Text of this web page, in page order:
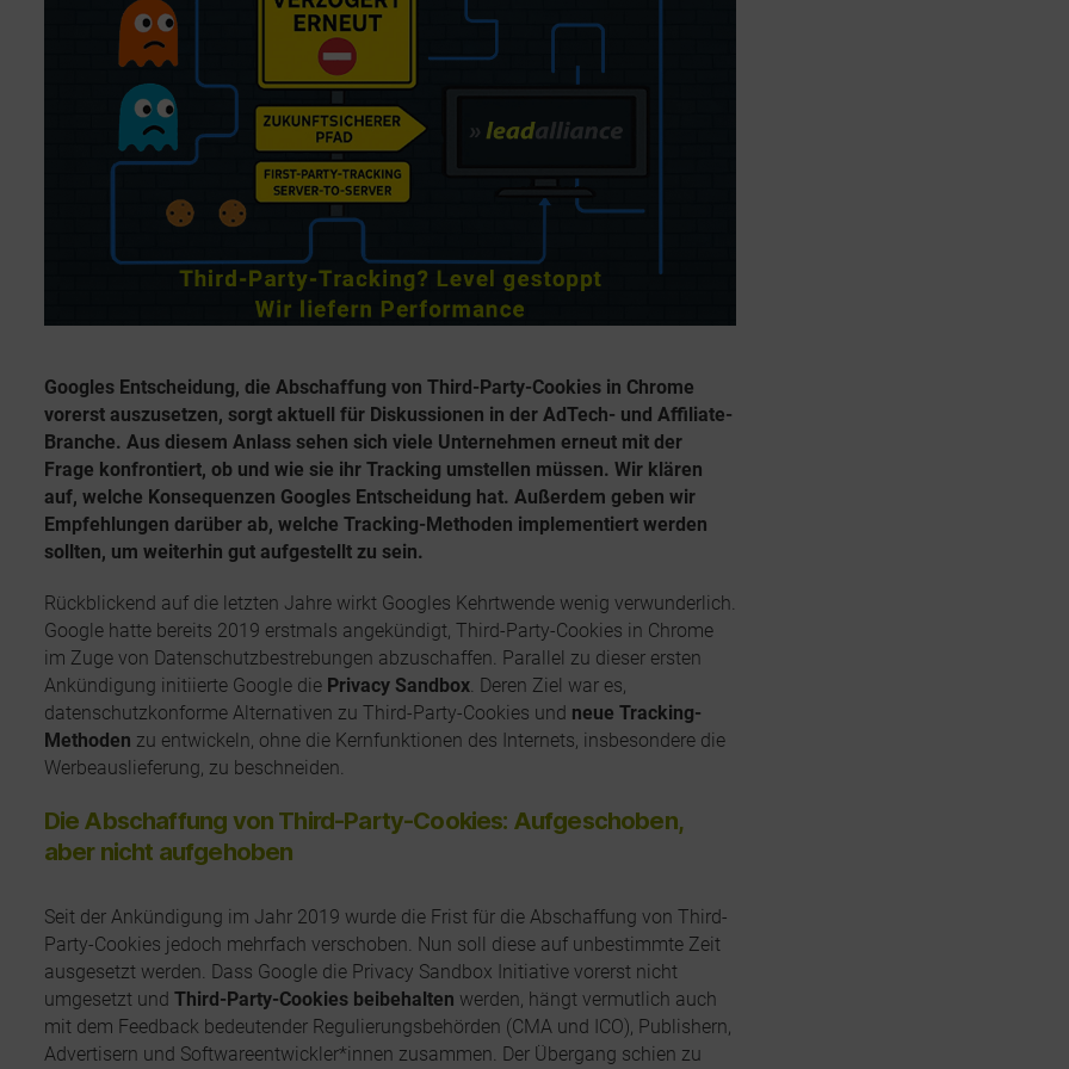
d
t
u
m
Googles Entscheidung, die Abschaffung von Third-Party-Cookies in Chrome
vorerst auszusetzen, sorgt aktuell für Diskussionen in der AdTech- und Affiliate-
Branche. Aus diesem Anlass sehen sich viele Unternehmen erneut mit der
Frage konfrontiert, ob und wie sie ihr Tracking umstellen müssen. Wir klären
auf, welche Konsequenzen Googles Entscheidung hat. Außerdem geben wir
Empfehlungen darüber ab, welche Tracking-Methoden implementiert werden
sollten, um weiterhin gut aufgestellt zu sein.
Rückblickend auf die letzten Jahre wirkt Googles Kehrtwende wenig verwunderlich.
Google hatte bereits 2019 erstmals angekündigt, Third-Party-Cookies in Chrome
im Zuge von Datenschutzbestrebungen abzuschaffen. Parallel zu dieser ersten
Ankündigung initiierte Google die Privacy Sandbox. Deren Ziel war es,
datenschutzkonforme Alternativen zu Third-Party-Cookies und neue Tracking-
Methoden zu entwickeln, ohne die Kernfunktionen des Internets, insbesondere die
Werbeauslieferung, zu beschneiden.
Die Abschaffung von Third-Party-Cookies: Aufgeschoben,
aber nicht aufgehoben
Seit der Ankündigung im Jahr 2019 wurde die Frist für die Abschaffung von Third-
Party-Cookies jedoch mehrfach verschoben. Nun soll diese auf unbestimmte Zeit
ausgesetzt werden. Dass Google die Privacy Sandbox Initiative vorerst nicht
umgesetzt und Third-Party-Cookies beibehalten werden, hängt vermutlich auch
mit dem Feedback bedeutender Regulierungsbehörden (CMA und ICO), Publishern,
Advertisern und Softwareentwickler*innen zusammen. Der Übergang schien zu